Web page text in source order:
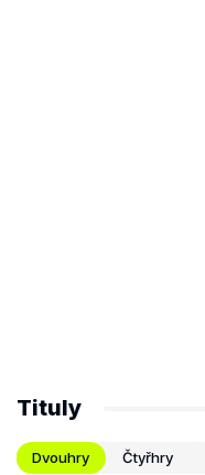
Tituly
Dvouhry Čtyřhry